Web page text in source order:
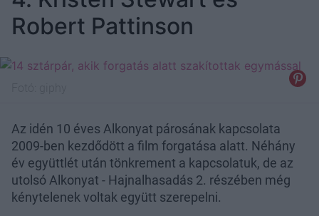
Robert Pattinson
Az idén 10 éves Alkonyat párosának kapcsolata
2009-ben kezdődött a film forgatása alatt. Néhány
év együttlét után tönkrement a kapcsolatuk, de az
utolsó Alkonyat - Hajnalhasadás 2. részében még
kénytelenek voltak együtt szerepelni.